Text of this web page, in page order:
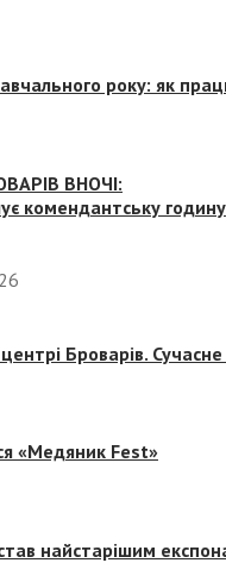
року: як
ВНОЧІ:
комендантську годину
26
Броварів.
«Медяник Fest»
найстарішим